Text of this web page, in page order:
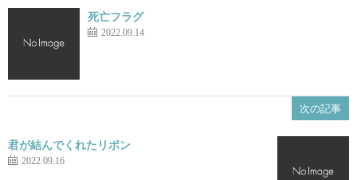
死亡フラグ
2022.09.14
次の記事
君が結んでくれたリボン
2022.09.16